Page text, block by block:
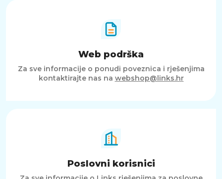
Web podrška
Za sve informacije o ponudi poveznica i rješenjima
kontaktirajte nas na webshop@links.hr
Poslovni korisnici